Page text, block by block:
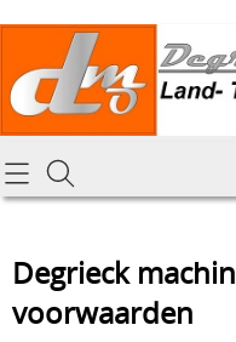
Homepagina
Tractoren &
Hoe online bestellen
Degrieck
voorwaarden